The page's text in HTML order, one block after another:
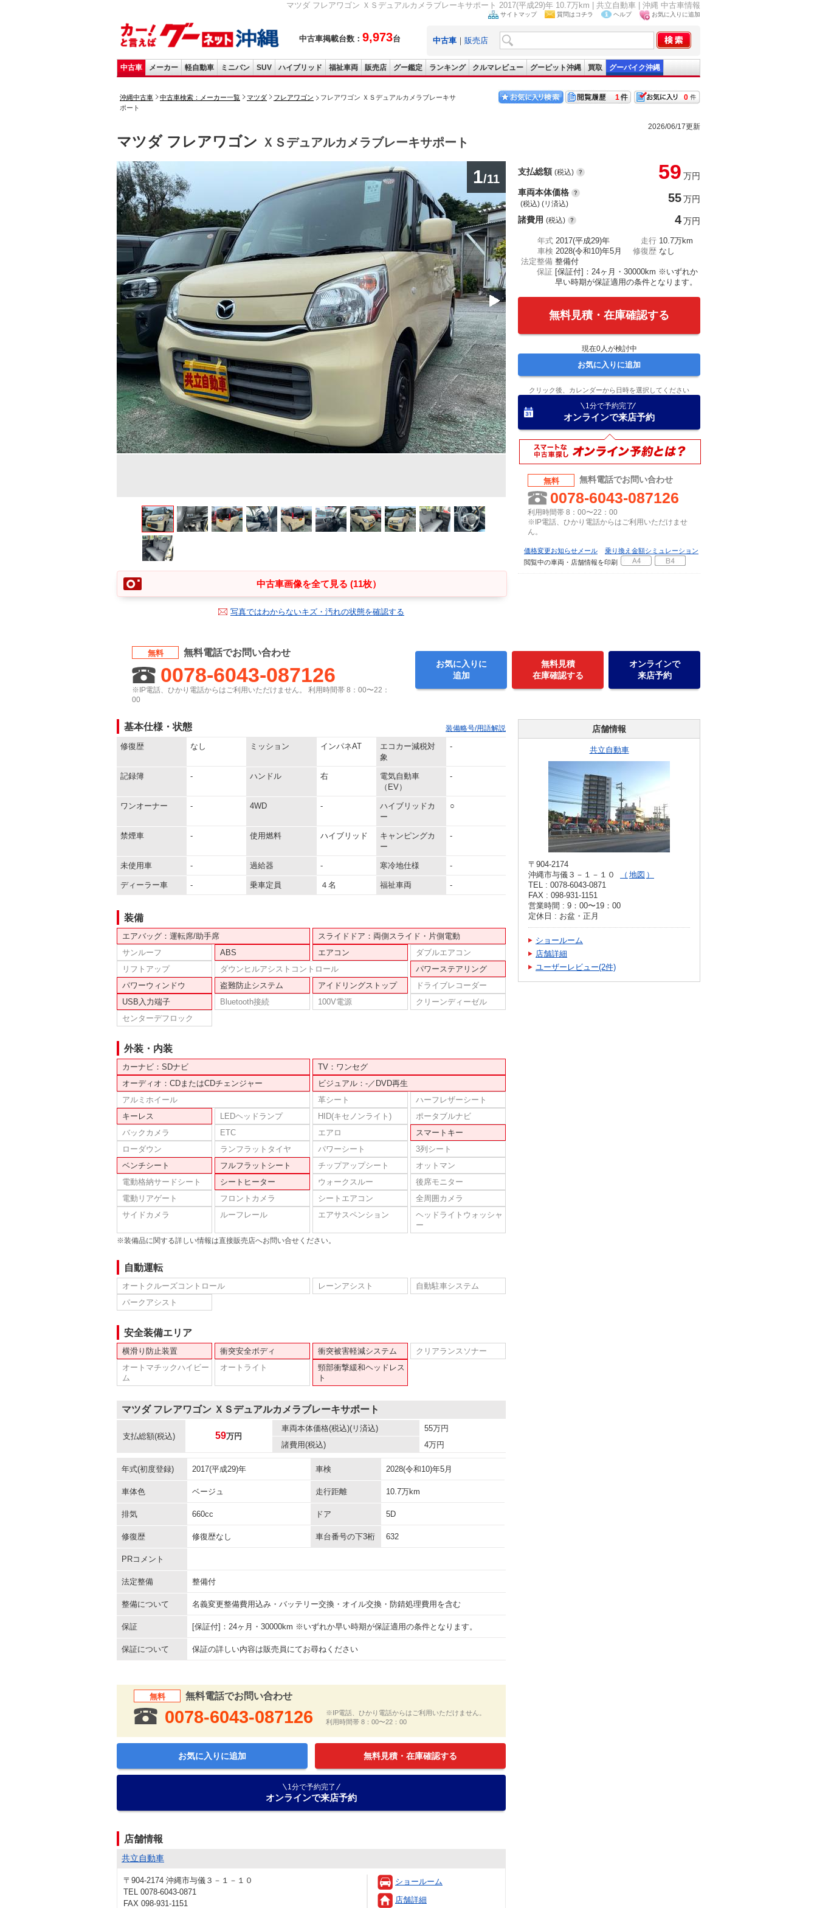
マツダ フレアワゴン ＸＳデュアルカメラブレーキサポート 2017(平成29)年 10.7万km | 共立自動車 | 沖縄 中古車情報
中古車掲載台数： 9,973台
サイトマップ 質問はコチラ ヘルプ お気に入りに追加
中古車 ｜ 販売店
中古車 メーカー 軽自動車 ミニバン SUV ハイブリッド 福祉車両 販売店 グー鑑定 ランキング クルマレビュー グーピット沖縄 買取 グーバイク沖縄
沖縄中古車 中古車検索：メーカー一覧 マツダ フレアワゴン
フレアワゴン ＸＳデュアルカメラブレーキサ
ポート
0
1
2026/06/17更新
マツダ フレアワゴン ＸＳデュアルカメラブレーキサポート
1/11
中古車画像を全て見る (11枚）
写真ではわからないキズ・汚れの状態を確認する
支払総額 (税込) 59 万円
車両本体価格
(税込) (リ済込) 55万円
諸費用 (税込) 4万円
年式 2017(平成29)年 走行 10.7万km
車検 2028(令和10)年5月 修復歴 なし
法定整備 整備付
保証 [保証付]：24ヶ月・30000km ※いずれか
早い時期が保証適用の条件となります。
無料見積・在庫確認する
現在0人が検討中
お気に入りに追加
クリック後、カレンダーから日時を選択してください
1分で予約完了
オンラインで来店予約
無料 無料電話でお問い合わせ
0078-6043-087126
利用時間帯 8：00〜22：00
※IP電話、ひかり電話からはご利用いただけませ
ん。
価格変更お知らせメール
乗り換え金額シミュレーション
閲覧中の車両・店舗情報を印刷
無料 無料電話でお問い合わせ
0078-6043-087126
※IP電話、ひかり電話からはご利用いただけません。 利用時間帯 8：00〜22：
00
お気に入りに
追加
無料見積
在庫確認する
オンラインで
来店予約
基本仕様・状態 装備略号/用語解説
修復歴 なし ミッション インパネAT
エコカー減税対
象
-
記録簿 - ハンドル 右
電気自動車
（EV）
-
ワンオーナー - 4WD -
ハイブリッドカ
ー
○
禁煙車 - 使用燃料 ハイブリッド
キャンピングカ
ー
-
未使用車 - 過給器 - 寒冷地仕様 -
ディーラー車 - 乗車定員 ４名 福祉車両 -
装備
エアバッグ：運転席/助手席
スライドドア：両側スライド・片側電動
サンルーフ
ABS エアコン
ダブルエアコン
リフトアップ
ダウンヒルアシストコントロール
パワーステアリング
パワーウィンドウ
盗難防止システム アイドリングストップ
ドライブレコーダー
USB入力端子
Bluetooth接続 100V電源
クリーンディーゼル
センターデフロック
外装・内装
カーナビ：SDナビ
TV：ワンセグ
オーディオ：CDまたはCDチェンジャー
ビジュアル：-／DVD再生
アルミホイール
革シート
ハーフレザーシート
キーレス
LEDヘッドランプ HID(キセノンライト)
ポータブルナビ
バックカメラ
ETC エアロ
スマートキー
ローダウン
ランフラットタイヤ パワーシート
3列シート
ベンチシート
フルフラットシート チップアップシート
オットマン
電動格納サードシート
シートヒーター ウォークスルー
後席モニター
電動リアゲート
フロントカメラ シートエアコン
全周囲カメラ
サイドカメラ
ルーフレール エアサスペンション
ヘッドライトウォッシャ
ー
※装備品に関する詳しい情報は直接販売店へお問い合せください。
自動運転
オートクルーズコントロール レーンアシスト
自動駐車システム
パークアシスト
安全装備エリア
横滑り防止装置 衝突安全ボディ 衝突被害軽減システム
クリアランスソナー
オートマチックハイビー
ム
オートライト
頸部衝撃緩和ヘッドレス
ト
マツダ フレアワゴン ＸＳデュアルカメラブレーキサポート
支払総額(税込) 59万円
車両本体価格(税込)(リ済込) 55万円
諸費用(税込) 4万円
年式(初度登録) 2017(平成29)年 車検 2028(令和10)年5月
車体色 ベージュ 走行距離 10.7万km
排気 660cc ドア 5D
修復歴 修復歴なし 車台番号の下3桁 632
PRコメント
法定整備 整備付
整備について 名義変更整備費用込み・バッテリー交換・オイル交換・防錆処理費用を含む
保証 [保証付]：24ヶ月・30000km ※いずれか早い時期が保証適用の条件となります。
保証について 保証の詳しい内容は販売員にてお尋ねください
無料 無料電話でお問い合わせ
0078-6043-087126
※IP電話、ひかり電話からはご利用いただけません。
利用時間帯 8：00〜22：00
お気に入りに追加 無料見積・在庫確認する
1分で予約完了
オンラインで来店予約
店舗情報
共立自動車
〒904-2174 沖縄市与儀３－１－１０
TEL 0078-6043-0871
FAX 098-931-1151
ショールーム
店舗詳細
店舗情報
共立自動車
〒904-2174
沖縄市与儀３－１－１０
地図
TEL : 0078-6043-0871
FAX : 098-931-1151
営業時間 : 9：00〜19：00
定休日 : お盆・正月
ショールーム
店舗詳細
ユーザーレビュー(2件)